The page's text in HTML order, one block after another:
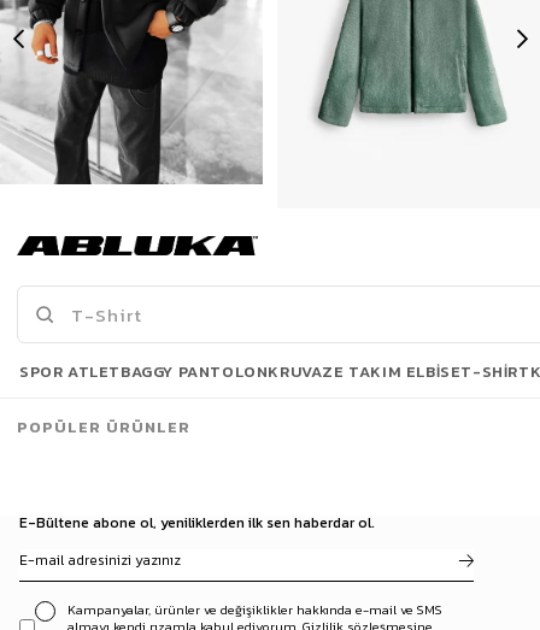
Erkek Oversize Basic Rahat Ceket Siyah
Son Bakılanlar
E-Bültene abone ol, yeniliklerden ilk sen haberdar ol.
Kampanyalar, ürünler ve değişiklikler hakkında e-mail ve SMS
SPOR ATLETBAGGY PANTOLONKRUVAZE TAKIM ELBISET-SHIRT
POPÜLER ÜRÜNLER